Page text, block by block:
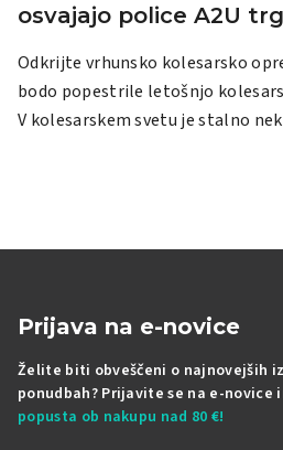
osvajajo police A2U
Odkrijte vrhunsko kolesarsko
bodo popestrile letošnjo
V kolesarskem svetu je stalno
prava poslastica za vse, ki so
pridobitvah: 1. Scope: Ne le najhitrejši, temveč tudi
dobili občutek, kot da imate veter
nizozemska znamka prinaša
Prijava na e-novice
Želite biti obveščeni o najnovejših
ponudbah? Prijavite se na e-novice
popusta ob nakupu nad 80 €!